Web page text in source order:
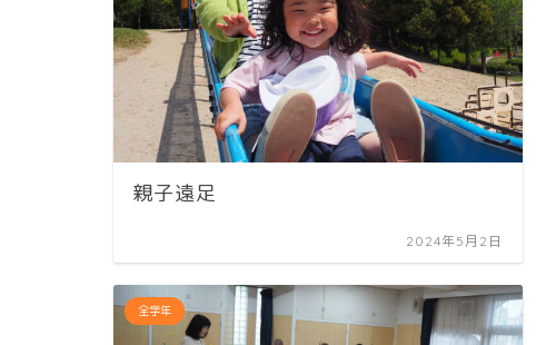
親子遠足
2024年5月2日
全学年